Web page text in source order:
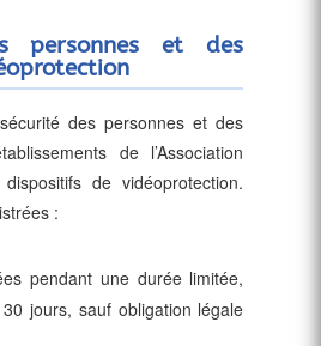
personnes et des
des personnes et des
de l’Association
de vidéoprotection.
:
pendant une durée limitée,
jours, sauf obligation légale